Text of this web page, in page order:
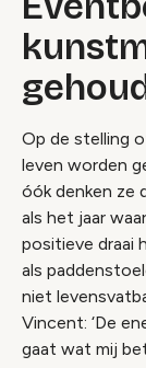
Op de stelling
leven worden
óók denken ze
als het jaar
positieve draai
als
niet
Vincent: ‘De
gaat wat mij